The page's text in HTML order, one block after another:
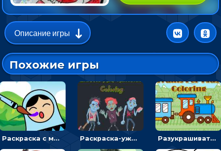
Описание игры
Похожие игры
Раскраска с матрешками для девочек Раскраска-ужастик: разукрась зомби и скелетов Разукрашивать поезда на картинках - раскраска для мальчиков